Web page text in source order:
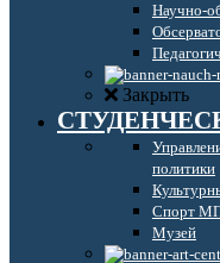
Научно-
Закрыть
политики
Спорт
Музей